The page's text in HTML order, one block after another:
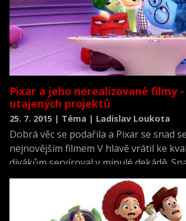
Pixar a jeho nerealizované filmy
utajených projektů
25. 7. 2015 | Téma | Ladislav Loukota
Dobrá věc se podařila a Pixar se snad
nejnovějším filmem V hlavě vrátil ke
divákům servíroval v minulé dekádě.
trend posledních několik
spoléhal hlavně na pokračování svých
Během své více než třicetileté historie